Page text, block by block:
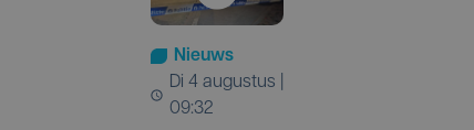
Nieuws
di 4 augustus |
09:32